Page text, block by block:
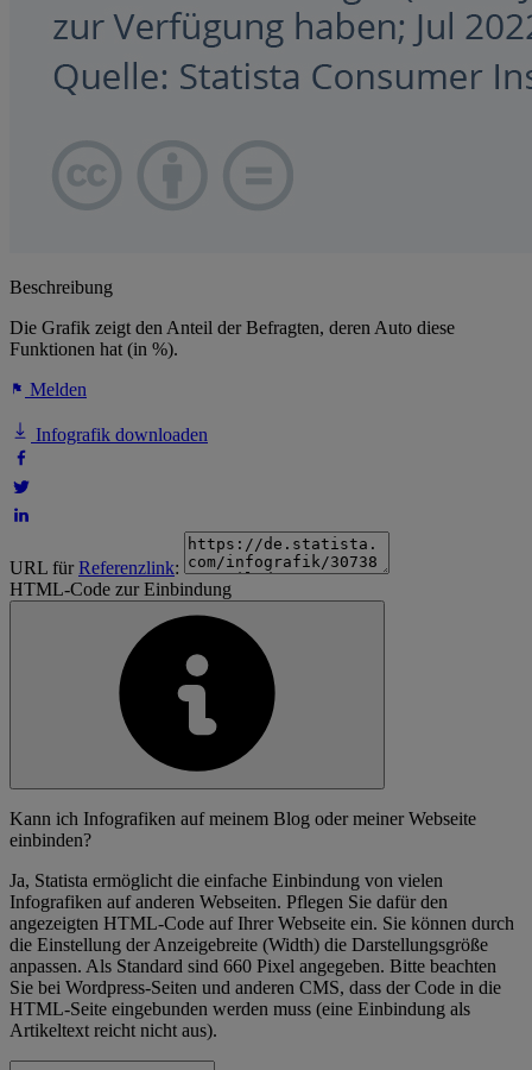
Beschreibung
Die Grafik zeigt den Anteil der Befragten, deren Auto diese
Funktionen hat (in %).
Melden
Infografik downloaden
URL fürReferenzlink:
HTML-Code zur Einbindung
Kann ich Infografiken auf meinem Blog oder meiner Webseite
einbinden?
Ja, Statista ermöglicht die einfache Einbindung von vielen
Infografiken auf anderen Webseiten. Pflegen Sie dafür den
angezeigten HTML-Code auf Ihrer Webseite ein. Sie können durch
die Einstellung der Anzeigebreite (Width) die Darstellungsgröße
anpassen. Als Standard sind 660 Pixel angegeben. Bitte beachten
Sie bei Wordpress-Seiten und anderen CMS, dass der Code in die
HTML-Seite eingebunden werden muss (eine Einbindung als
Artikeltext reicht nicht aus).